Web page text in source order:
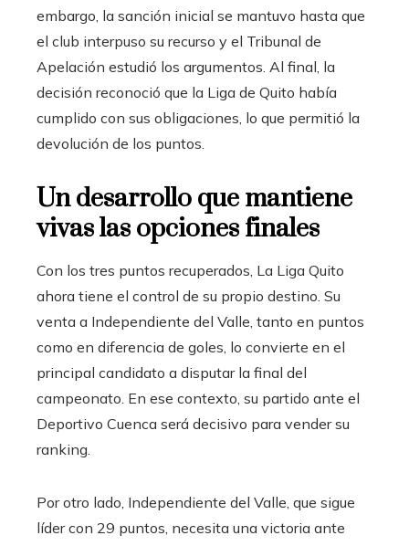
embargo, la sanción inicial se mantuvo hasta que
el club interpuso su recurso y el Tribunal de
Apelación estudió los argumentos. Al final, la
decisión reconoció que la Liga de Quito había
cumplido con sus obligaciones, lo que permitió la
devolución de los puntos.
Un desarrollo que mantiene
vivas las opciones finales
Con los tres puntos recuperados, La Liga Quito
ahora tiene el control de su propio destino. Su
venta a Independiente del Valle, tanto en puntos
como en diferencia de goles, lo convierte en el
principal candidato a disputar la final del
campeonato. En ese contexto, su partido ante el
Deportivo Cuenca será decisivo para vender su
ranking.
Por otro lado, Independiente del Valle, que sigue
líder con 29 puntos, necesita una victoria ante